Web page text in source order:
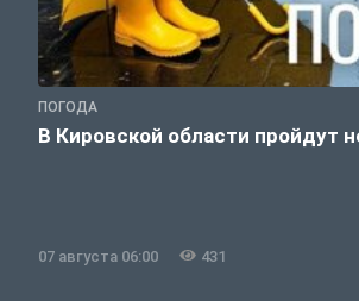
ПОГОДА
В Кировской области пройдут
07 августа 06:00 431